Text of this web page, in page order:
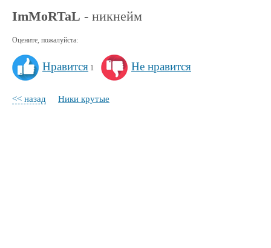
ImMoRTaL - никнейм
Оцените, пожалуйста:
Нравится 1 Не нравится
<< назад Ники крутые